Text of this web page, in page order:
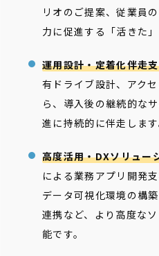
リオのご提案、従業員
力に促進する「活きた
運用設計・定着化伴走
有ドライブ設計、アク
ら、導入後の継続的な
進に持続的に伴走します
高度活用・DXソリュー
による業務アプリ開発
データ可視化環境の構
連携など、より高度な
能です。